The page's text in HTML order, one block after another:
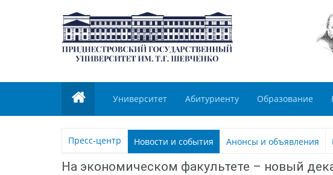
Университет Абитуриенту Образование
Пресс-центр Новости и события Анонсы и объявления
На экономическом факультете – новый